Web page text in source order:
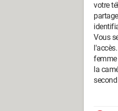
votre
Vous
femme
la